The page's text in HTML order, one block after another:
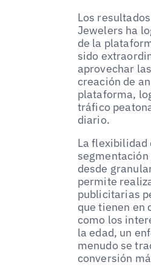
Los
Jewelers ha
de la
sido
aprovechar
creación de
plataforma,
tráfico
diario.
La flexibilidad
desde
permite
publicitarias
que tienen en
como los
la edad, un
menudo se
conversión